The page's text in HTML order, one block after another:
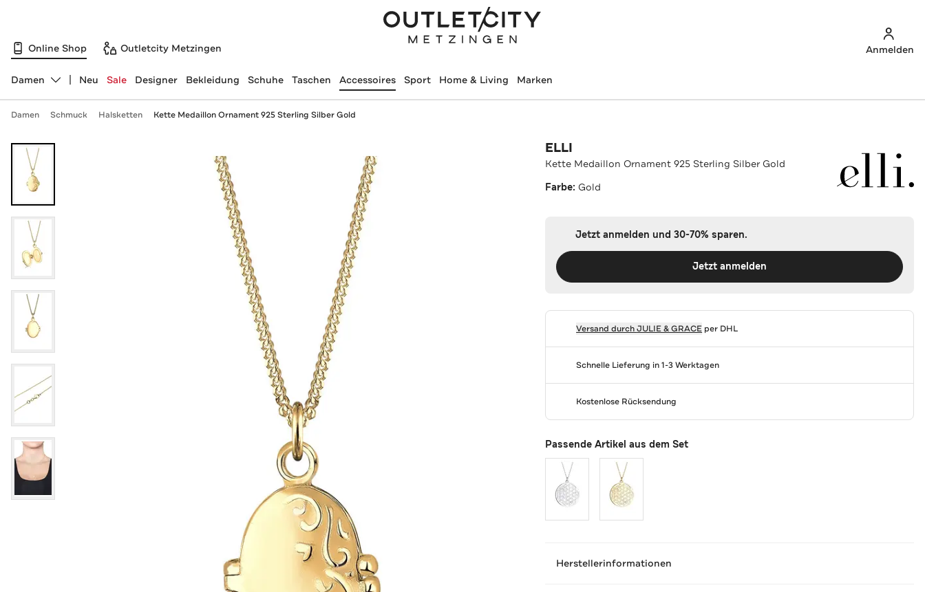
Online Shop Outletcity Metzingen Anmelden
Abteilung ändern, ausgewählt:
Damen Neu Sale Designer Bekleidung Schuhe Taschen Accessoires Sport Home & Living Marken
Damen Schmuck Halsketten Kette Medaillon Ornament 925 Sterling Silber Gold
ELLI
Kette Medaillon Ornament 925 Sterling Silber Gold
Farbe: Gold
Jetzt anmelden und 30-70% sparen.
Jetzt anmelden
Versand durchJULIE & GRACE per DHL
Schnelle Lieferung in 1-3 Werktagen
Kostenlose Rücksendung
Passende Artikel aus dem Set
Herstellerinformationen